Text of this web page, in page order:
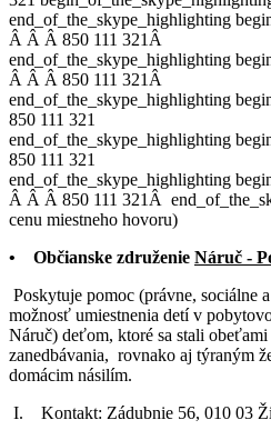
end_of_the_skype_highlighting
Â Â Â 850 111 321 Â
end_of_the_skype_highlighting
Â Â Â 850 111 321 Â
end_of_the_skype_highlighting
850 111 321
end_of_the_skype_highlighting
850 111 321
end_of_the_skype_highlighting
Â Â Â 850 111 321 Â
cenu miestneho hovoru)
• Občianske združenie Náruč -
Poskytuje pomoc (právne, sociálne
možnosť umiestnenia detí v
Náruč) deťom, ktoré sa stali
zanedbávania, rovnako aj týraným
domácim násilím.
I. Kontakt: Zádubnie 56, 010 03